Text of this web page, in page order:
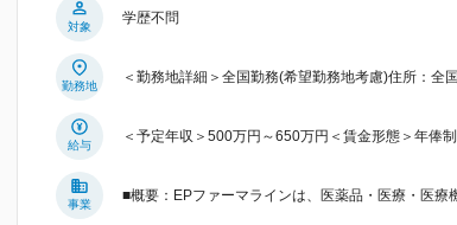
対象
学歴不問
勤務地
＜勤務地詳細＞全国勤務(希望勤務地考慮)住所：全
給与
＜予定年収＞500万円～650万円＜賃金形態＞年俸
事業
■概要：EPファーマラインは、医薬品・医療・医療